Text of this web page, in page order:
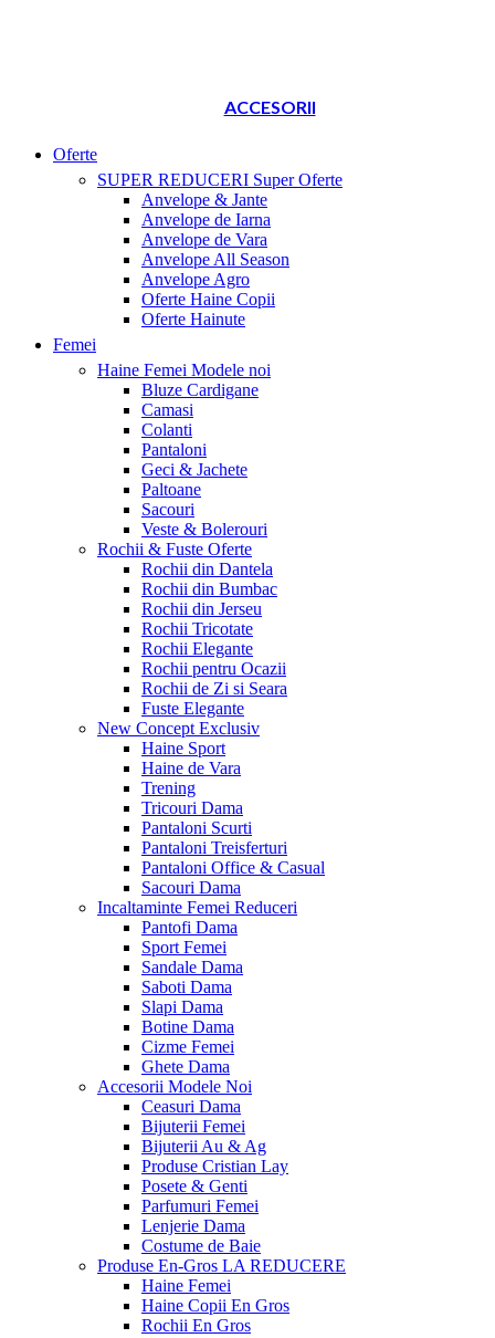
ACCESORII
Oferte
SUPER REDUCERI Super Oferte
Anvelope & Jante
Anvelope de Iarna
Anvelope de Vara
Anvelope All Season
Anvelope Agro
Oferte Haine Copii
Oferte Hainute
Femei
Haine Femei Modele noi
Bluze Cardigane
Camasi
Colanti
Pantaloni
Geci & Jachete
Paltoane
Sacouri
Veste & Bolerouri
Rochii & Fuste Oferte
Rochii din Dantela
Rochii din Bumbac
Rochii din Jerseu
Rochii Tricotate
Rochii Elegante
Rochii pentru Ocazii
Rochii de Zi si Seara
Fuste Elegante
New Concept Exclusiv
Haine Sport
Haine de Vara
Trening
Tricouri Dama
Pantaloni Scurti
Pantaloni Treisferturi
Pantaloni Office & Casual
Sacouri Dama
Incaltaminte Femei Reduceri
Pantofi Dama
Sport Femei
Sandale Dama
Saboti Dama
Slapi Dama
Botine Dama
Cizme Femei
Ghete Dama
Accesorii Modele Noi
Ceasuri Dama
Bijuterii Femei
Bijuterii Au & Ag
Produse Cristian Lay
Posete & Genti
Parfumuri Femei
Lenjerie Dama
Costume de Baie
Produse En-Gros LA REDUCERE
Haine Femei
Haine Copii En Gros
Rochii En Gros